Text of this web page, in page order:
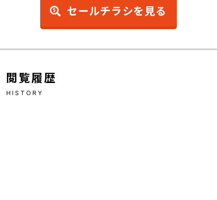
セールチラシを見る
閲覧履歴
HISTORY